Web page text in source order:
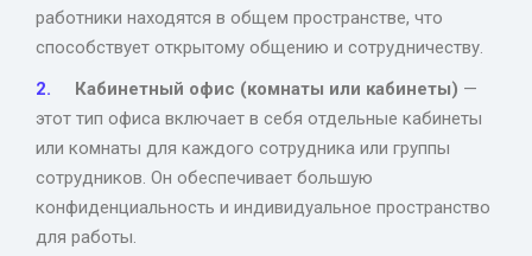
работники находятся в общем пространстве, что
способствует открытому общению и сотрудничеству.
Кабинетный офис (комнаты или кабинеты) —
этот тип офиса включает в себя отдельные кабинеты
или комнаты для каждого сотрудника или группы
сотрудников. Он обеспечивает большую
конфиденциальность и индивидуальное пространство
для работы.